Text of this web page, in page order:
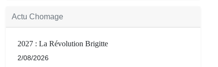
Actu Chomage
2027 : La Révolution Brigitte
2/08/2026